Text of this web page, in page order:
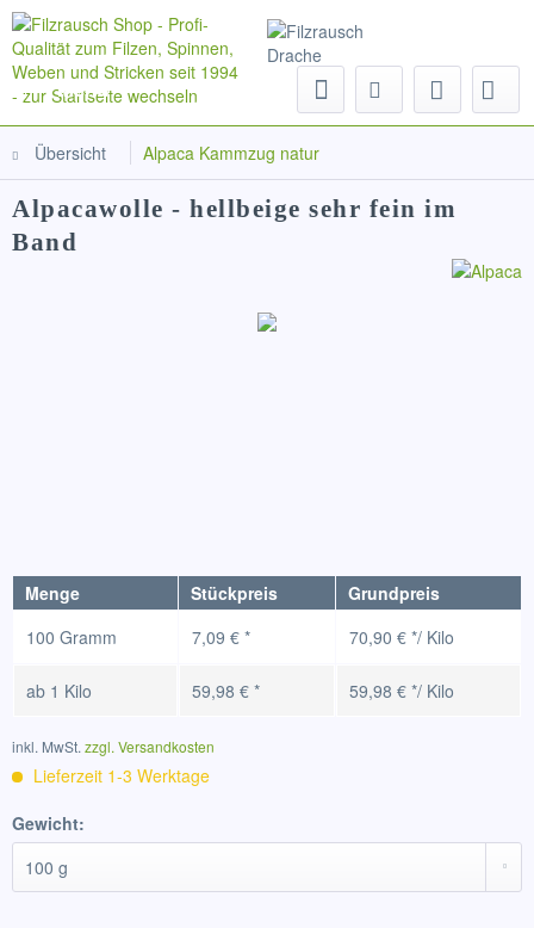
Menü
Übersicht Alpaca Kammzug natur
Alpacawolle - hellbeige sehr fein im
Band
Menge Stückpreis
Grundpreis
100 Gramm
7,09 € * 70,90 € */ Kilo
ab 1 Kilo 59,98 € * 59,98 € */ Kilo
inkl. MwSt. zzgl. Versandkosten
Lieferzeit 1-3 Werktage
Gewicht: